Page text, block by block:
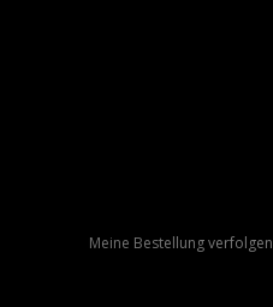
Meine Bestellung verfolgen